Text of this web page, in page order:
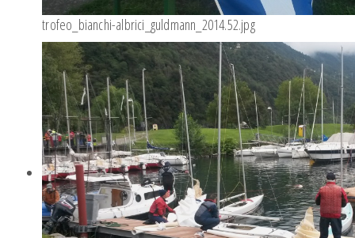
trofeo_bianchi-albrici_guldmann_2014.52.jpg